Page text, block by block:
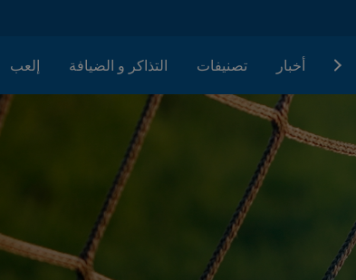
أخبار تصنيفات التذاكر و الضيافة إلعب